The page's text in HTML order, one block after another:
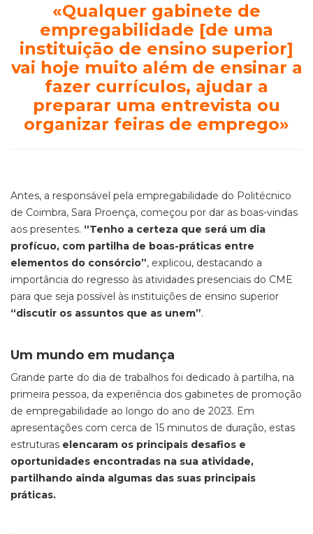
«Qualquer gabinete de
empregabilidade [de uma
instituição de ensino superior]
vai hoje muito além de ensinar a
fazer currículos, ajudar a
preparar uma entrevista ou
organizar feiras de emprego»
Antes, a responsável pela empregabilidade do Politécnico
de Coimbra, Sara Proença, começou por dar as boas-vindas
aos presentes. “Tenho a certeza que será um dia
profícuo, com partilha de boas-práticas entre
elementos do consórcio”, explicou, destacando a
importância do regresso às atividades presenciais do CME
para que seja possível às instituições de ensino superior
“discutir os assuntos que as unem”.
Um mundo em mudança
Grande parte do dia de trabalhos foi dedicado à partilha, na
primeira pessoa, da experiência dos gabinetes de promoção
de empregabilidade ao longo do ano de 2023. Em
apresentações com cerca de 15 minutos de duração, estas
estruturas elencaram os principais desafios e
oportunidades encontradas na sua atividade,
partilhando ainda algumas das suas principais
práticas.